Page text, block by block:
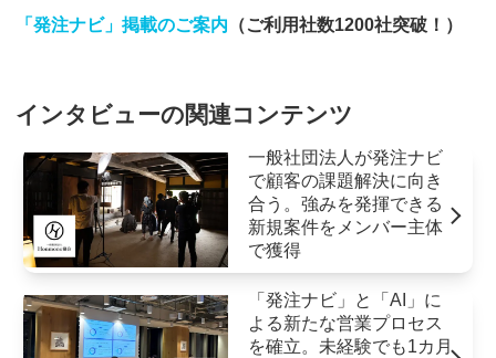
「発注ナビ」掲載のご案内 （ご利用社数1200社突破！）
インタビューの関連コンテンツ
一般社団法人が発注ナビ
で顧客の課題解決に向き
合う。強みを発揮できる
新規案件をメンバー主体
で獲得
「発注ナビ」と「AI」に
よる新たな営業プロセス
を確立。未経験でも1カ月